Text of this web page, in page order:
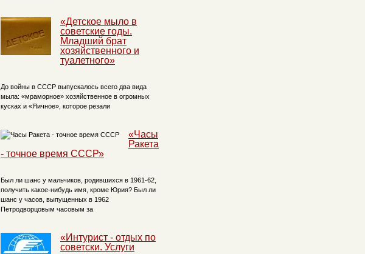
«Детское мыло в
советские годы.
Младший брат
хозяйственного и
туалетного»
До войны в СССР выпускалось всего два вида
мыла: «мраморное» хозяйственное в огромных
кусках и «Яичное», которое резали
«Часы
Ракета
- точное время СССР»
Был ли шанс у мальчиков, родившихся в 1961-62,
получить какое-нибудь имя, кроме Юрия? Был ли
шанс у часов, выпущенных в 1962
Петродворцовым часовым за
«Интурист - отдых по
советски. Услуги